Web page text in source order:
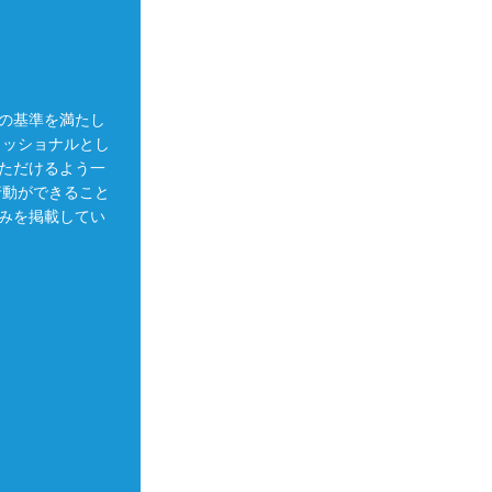
基準を満たし
ショナルとし
だけるよう一
ができること
を掲載してい